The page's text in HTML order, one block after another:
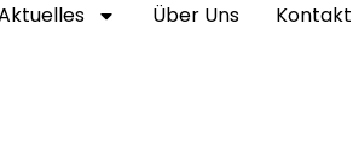
Über Uns Kontakt